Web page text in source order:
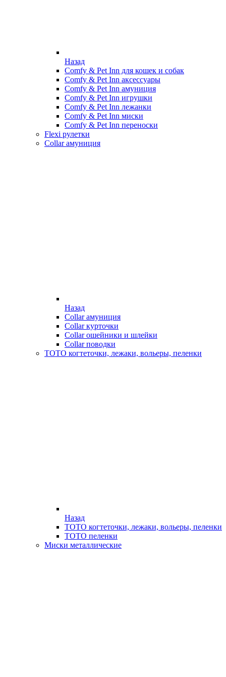
Назад
Comfy & Pet Inn для кошек и собак
Comfy & Pet Inn аксессуары
Comfy & Pet Inn амуниция
Comfy & Pet Inn игрушки
Comfy & Pet Inn лежанки
Comfy & Pet Inn миски
Comfy & Pet Inn переноски
Flexi рулетки
Collar амуниция
Назад
Collar амуниция
Collar курточки
Collar ошейники и шлейки
Collar поводки
ТОТО когтеточки, лежаки, вольеры, пеленки
Назад
ТОТО когтеточки, лежаки, вольеры, пеленки
ТОТО пеленки
Миски металлические